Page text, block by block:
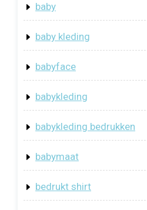
baby
baby kleding
babyface
babykleding
babykleding bedrukken
babymaat
bedrukt shirt